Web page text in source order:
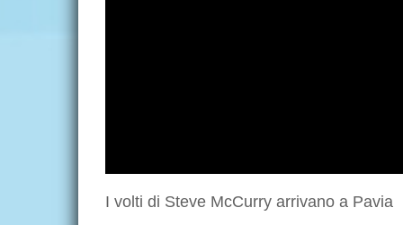
I volti di Steve McCurry arrivano a Pavia